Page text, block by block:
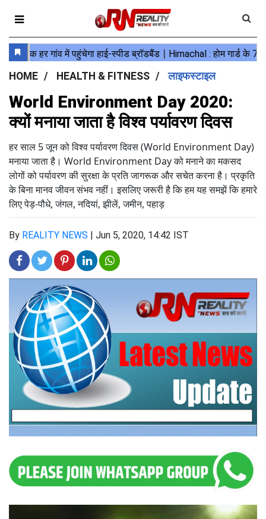
HOME HEALTH & FITNESS लाइफस्टाइल
World Environment Day 2020:
क्यों मनाया जाता है विश्व पर्यावरण दिवस
हर साल 5 जून को विश्व पर्यावरण दिवस (World Environment Day)
मनाया जाता है। World Environment Day को मनाने का मकसद
लोगों को पर्यावरण की सुरक्षा के प्रति जागरूक और सचेत करना है। प्रकृति
के बिना मानव जीवन संभव नहीं। इसलिए जरूरी है कि हम यह समझें कि हमारे
लिए पेड़-पौधे, जंगल, नदियां, झीलें, जमीन, पहाड़
By REALITY NEWS | Jun 5, 2020, 14:42 IST